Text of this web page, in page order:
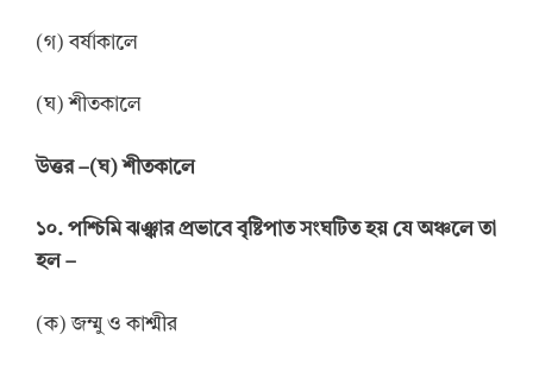
(গ) বর্ষাকালে
(ঘ) শীতকালে
উত্তর–(ঘ) শীতকালে
১০. পশ্চিমি ঝঞ্ঝার প্রভাবে বৃষ্টিপাত সংঘটিত হয় যে অঞ্চলে তা
হল –
(ক) জম্মু ও কাশ্মীর